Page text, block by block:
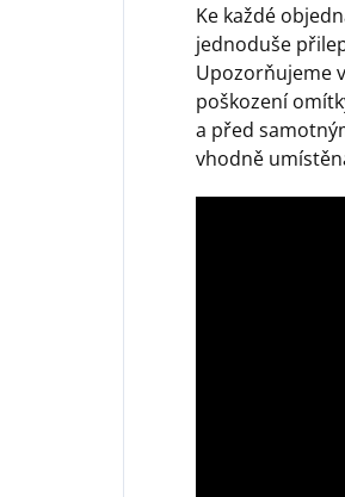
Ke každé
jednoduše
Upozorňujeme
poškození
a před
vhodně